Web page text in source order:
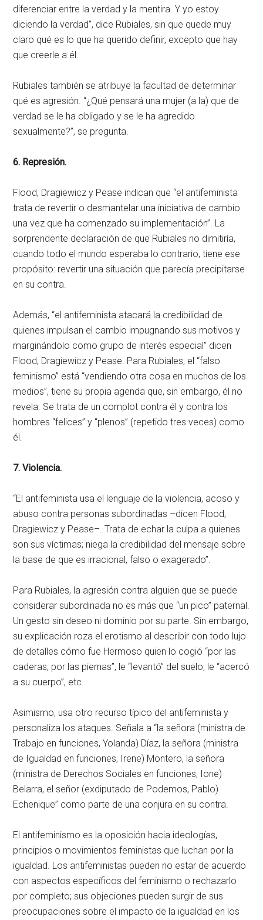
diferenciar entre la verdad y la mentira. Y yo estoy
diciendo la verdad”, dice Rubiales, sin que quede muy
claro qué es lo que ha querido definir, excepto que hay
que creerle a él.
Rubiales también se atribuye la facultad de determinar
qué es agresión. “¿Qué pensará una mujer (a la) que de
verdad se le ha obligado y se le ha agredido
sexualmente?”, se pregunta.
6. Represión.
Flood, Dragiewicz y Pease indican que “el antifeminista
trata de revertir o desmantelar una iniciativa de cambio
una vez que ha comenzado su implementación”. La
sorprendente declaración de que Rubiales no dimitiría,
cuando todo el mundo esperaba lo contrario, tiene ese
propósito: revertir una situación que parecía precipitarse
en su contra.
Además, “el antifeminista atacará la credibilidad de
quienes impulsan el cambio impugnando sus motivos y
marginándolo como grupo de interés especial” dicen
Flood, Dragiewicz y Pease. Para Rubiales, el “falso
feminismo” está “vendiendo otra cosa en muchos de los
medios”, tiene su propia agenda que, sin embargo, él no
revela. Se trata de un complot contra él y contra los
hombres “felices” y “plenos” (repetido tres veces) como
él.
7. Violencia.
“El antifeminista usa el lenguaje de la violencia, acoso y
abuso contra personas subordinadas –dicen Flood,
Dragiewicz y Pease–. Trata de echar la culpa a quienes
son sus víctimas; niega la credibilidad del mensaje sobre
la base de que es irracional, falso o exagerado”.
Para Rubiales, la agresión contra alguien que se puede
considerar subordinada no es más que “un pico” paternal.
Un gesto sin deseo ni dominio por su parte. Sin embargo,
su explicación roza el erotismo al describir con todo lujo
de detalles cómo fue Hermoso quien lo cogió “por las
caderas, por las piernas”, le “levantó” del suelo, le “acercó
a su cuerpo”, etc.
Asimismo, usa otro recurso típico del antifeminista y
personaliza los ataques. Señala a “la señora (ministra de
Trabajo en funciones, Yolanda) Díaz, la señora (ministra
de Igualdad en funciones, Irene) Montero, la señora
(ministra de Derechos Sociales en funciones, Ione)
Belarra, el señor (exdiputado de Podemos, Pablo)
Echenique” como parte de una conjura en su contra.
El antifeminismo es la oposición hacia ideologías,
principios o movimientos feministas que luchan por la
igualdad. Los antifeministas pueden no estar de acuerdo
con aspectos específicos del feminismo o rechazarlo
por completo; sus objeciones pueden surgir de sus
preocupaciones sobre el impacto de la igualdad en los